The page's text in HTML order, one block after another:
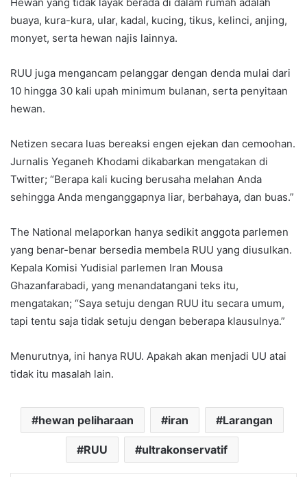
buaya, kura-kura, ular, kadal, kucing, tikus, kelinci, anjing,
monyet, serta hewan najis lainnya.
RUU juga mengancam pelanggar dengan denda mulai dari
10 hingga 30 kali upah minimum bulanan, serta penyitaan
hewan.
Netizen secara luas bereaksi engen ejekan dan cemoohan.
Jurnalis Yeganeh Khodami dikabarkan mengatakan di
Twitter; “Berapa kali kucing berusaha melahan Anda
sehingga Anda menganggapnya liar, berbahaya, dan buas.”
The National melaporkan hanya sedikit anggota parlemen
yang benar-benar bersedia membela RUU yang diusulkan.
Kepala Komisi Yudisial parlemen Iran Mousa
Ghazanfarabadi, yang menandatangani teks itu,
mengatakan; “Saya setuju dengan RUU itu secara umum,
tapi tentu saja tidak setuju dengan beberapa klausulnya.”
Menurutnya, ini hanya RUU. Apakah akan menjadi UU atai
tidak itu masalah lain.
hewan peliharaan iran Larangan
RUU ultrakonservatif